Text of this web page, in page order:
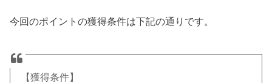
今回のポイントの獲得条件は下記の通りです。
【獲得条件】